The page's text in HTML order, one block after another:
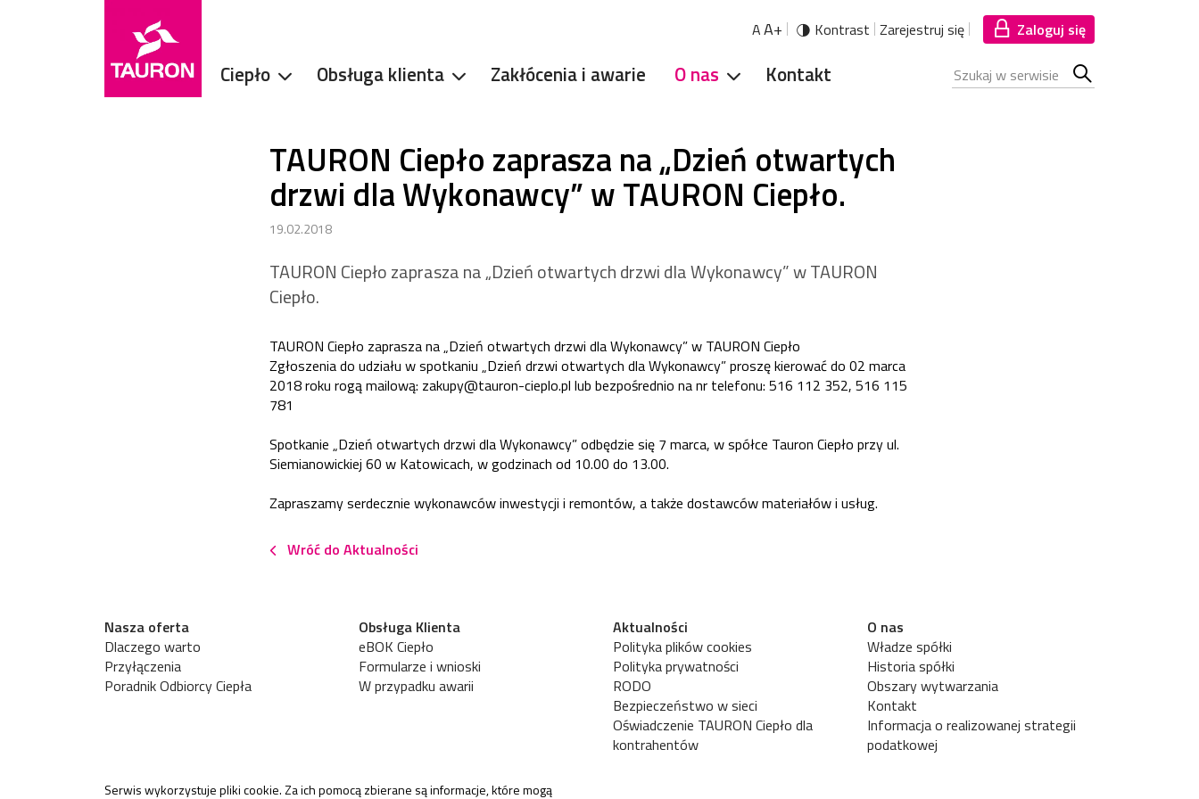
Zaloguj się
Ciepło Obsługa klienta Zakłócenia i awarie O nas Kontakt
AA+ Kontrast Zarejestruj się
TAURON Ciepło zaprasza na „Dzień otwartych
drzwi dla Wykonawcy” w TAURON Ciepło.
19.02.2018
TAURON Ciepło zaprasza na „Dzień otwartych drzwi dla Wykonawcy” w TAURON
Ciepło.
TAURON Ciepło zaprasza na „Dzień otwartych drzwi dla Wykonawcy” w TAURON Ciepło
Zgłoszenia do udziału w spotkaniu „Dzień drzwi otwartych dla Wykonawcy” proszę kierować do 02 marca
2018 roku rogą mailową: zakupy@tauron-cieplo.pl lub bezpośrednio na nr telefonu: 516 112 352, 516 115
781
Spotkanie „Dzień otwartych drzwi dla Wykonawcy” odbędzie się 7 marca, w spółce Tauron Ciepło przy ul.
Siemianowickiej 60 w Katowicach, w godzinach od 10.00 do 13.00.
Zapraszamy serdecznie wykonawców inwestycji i remontów, a także dostawców materiałów i usług.
Wróć do Aktualności
Nasza oferta
Dlaczego warto
Przyłączenia
Poradnik Odbiorcy Ciepła
Obsługa Klienta
eBOK Ciepło
Formularze i wnioski
W przypadku awarii
Aktualności
Polityka plików cookies
Polityka prywatności
RODO
Bezpieczeństwo w sieci
Oświadczenie TAURON Ciepło dla
kontrahentów
O nas
Władze spółki
Historia spółki
Obszary wytwarzania
Kontakt
Informacja o realizowanej strategii
podatkowej
Serwis wykorzystuje pliki cookie. Za ich pomocą zbierane są informacje, które mogą